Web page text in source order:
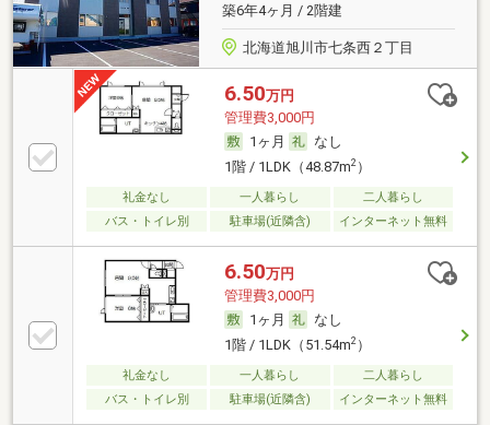
築6年4ヶ月 / 2階建
北海道旭川市七条西２丁目
6.50万円
管理費3,000円
1ヶ月
なし
1階 / 1LDK（48.87m2）
礼金なし 一人暮らし
二人暮らし
バス・トイレ別
駐車場(近隣含) インターネット無料
6.50万円
管理費3,000円
1ヶ月
なし
1階 / 1LDK（51.54m2）
礼金なし 一人暮らし
二人暮らし
バス・トイレ別
駐車場(近隣含) インターネット無料